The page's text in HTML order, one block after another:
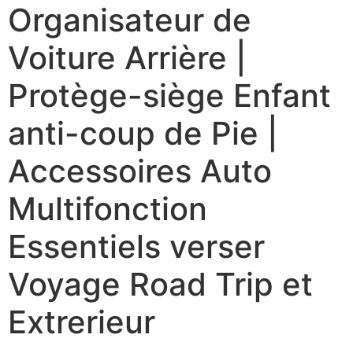
Organisateur de
Voiture Arrière |
Protège-siège Enfant
anti-coup de Pie |
Accessoires Auto
Multifonction
Essentiels verser
Voyage Road Trip et
Extrerieur